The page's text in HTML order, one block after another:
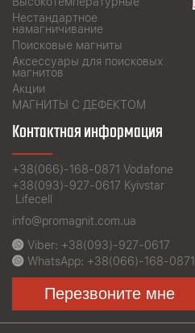
Нестандартное
намагничивание
Поисковые магниты
Аксессуары для поисковых
магнитов
Акции
МАГНИТЫ С ДЕФЕКТОМ
Контактная информация
+38(066)-168-0871 Vodafone
+38(093)-927-0617 Kyivstar
Lifecell
info@promagnit.com.ua
Viber: +38(093)-927-0617
WhatsApp: +38(066)-168-0871
Перезвоните мне